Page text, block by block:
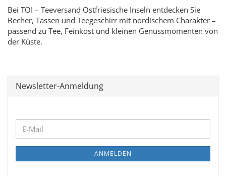
Bei TOI – Teeversand Ostfriesische Inseln entdecken Sie
Becher, Tassen und Teegeschirr mit nordischem Charakter –
passend zu Tee, Feinkost und kleinen Genussmomenten von
der Küste.
Newsletter-Anmeldung
WEITER
ZUR
NEWSLETTER-
E-
Mail
ANMELDEN